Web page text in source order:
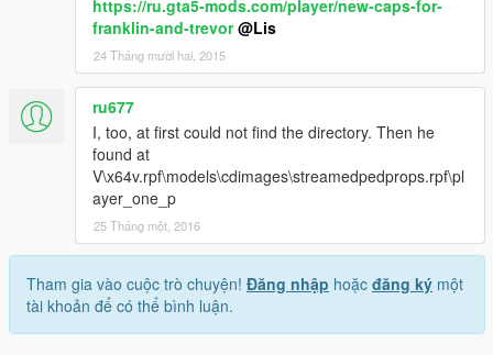
https://ru.gta5-mods.com/player/new-caps-for-
franklin-and-trevor @Lis
24 Tháng mười hai, 2015
ru677
I, too, at first could not find the directory. Then he
found at
V\x64v.rpf\models\cdimages\streamedpedprops.rpf\pl
ayer_one_p
25 Tháng một, 2016
Tham gia vào cuộc trò chuyện! Đăng nhập hoặc đăng ký một
tài khoản để có thể bình luận.